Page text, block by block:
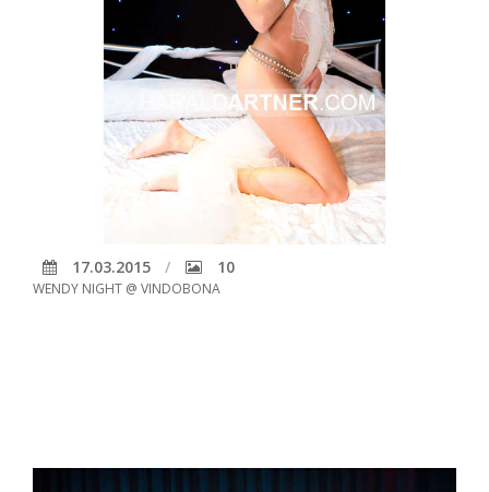
17.03.2015 10
WENDY NIGHT @ VINDOBONA